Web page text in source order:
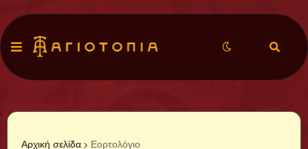
Αρχική σελίδα Εορτολόγιο